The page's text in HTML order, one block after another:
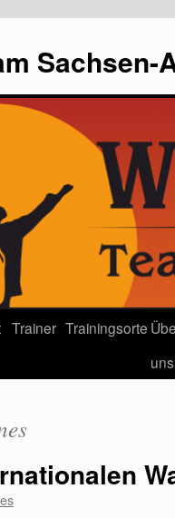
Sachsen-
Trainer Trainingsorte
uns